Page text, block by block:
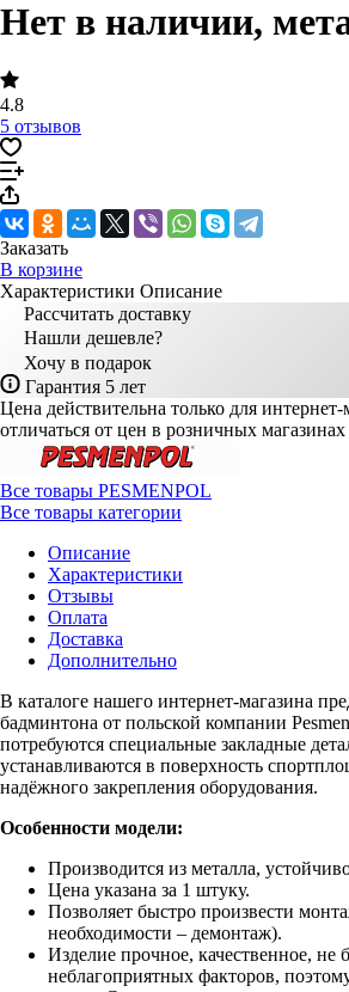
Нет в наличии,
4.8
5 отзывов
Заказать
В корзине
Характеристики Описание
Рассчитать доставку
Нашли дешевле?
Хочу в подарок
Гарантия 5 лет
Цена действительна только для
отличаться от цен в розничных магазинах
Все товары PESMENPOL
Все товары категории
Описание
Характеристики
Отзывы
Оплата
Доставка
Дополнительно
В каталоге нашего интернет-магазина
бадминтона от польской компании
потребуются специальные закладные
устанавливаются в поверхность
надёжного закрепления оборудования.
Особенности модели:
Производится из металла,
Цена указана за 1 штуку.
Позволяет быстро произвести
необходимости – демонтаж).
Изделие прочное, качественное, не
неблагоприятных факторов,